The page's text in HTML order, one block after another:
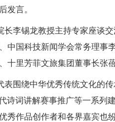
发言。
长李锡龙教授主持专家座谈
中国科技新闻学会常务理事
十里芳菲文旅集团董事长张
表围绕中华优秀传统文化的
诗词讲解赛事推广等一系列
秀作品创作者和各界嘉宾也